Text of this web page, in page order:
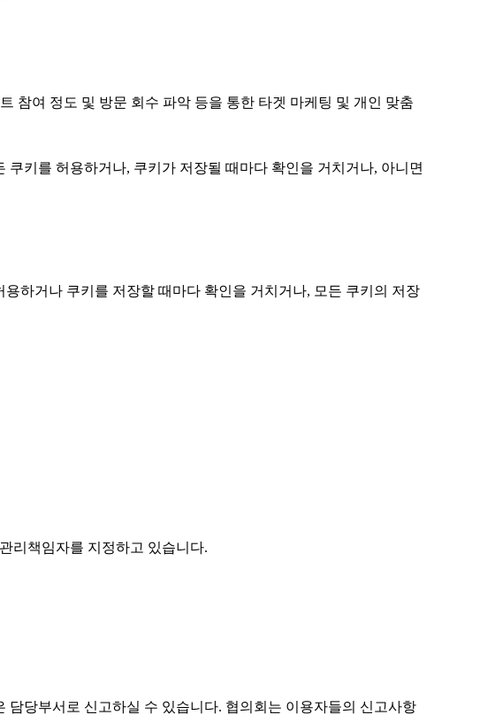
참여 정도 및 방문 회수 파악 등을 통한 타겟 마케팅 및 개인 맞춤
키를 허용하거나, 쿠키가 저장될 때마다 확인을 거치거나, 아니면
하거나 쿠키를 저장할 때마다 확인을 거치거나, 모든 쿠키의 저장
리책임자를 지정하고 있습니다.
당부서로 신고하실 수 있습니다. 협의회는 이용자들의 신고사항